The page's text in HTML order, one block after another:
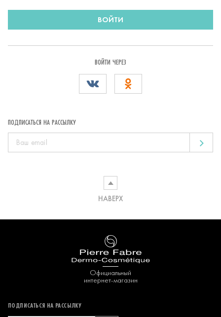
ВОЙТИ
ВОЙТИ ЧЕРЕЗ
ПОДПИСАТЬСЯ НА РАССЫЛКУ
НАВЕРХ
ПОДПИСАТЬСЯ НА РАССЫЛКУ
Официальный
интернет-магазин